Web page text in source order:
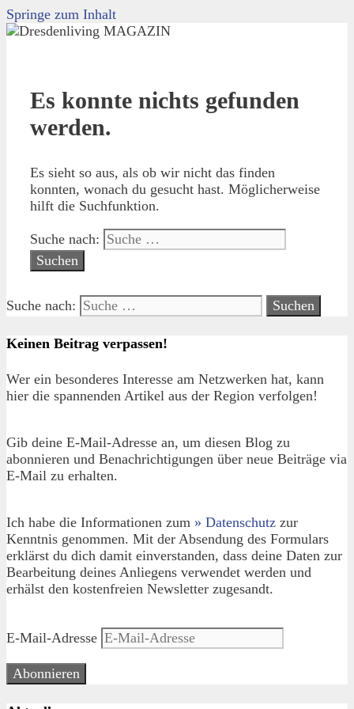
Springe zum Inhalt
Es konnte nichts gefunden
werden.
Es sieht so aus, als ob wir nicht das finden
konnten, wonach du gesucht hast. Möglicherweise
hilft die Suchfunktion.
Suche nach:
Suche nach:
Keinen Beitrag verpassen!
Wer ein besonderes Interesse am Netzwerken hat, kann
hier die spannenden Artikel aus der Region verfolgen!
Gib deine E-Mail-Adresse an, um diesen Blog zu
abonnieren und Benachrichtigungen über neue Beiträge via
E-Mail zu erhalten.
Ich habe die Informationen zum » Datenschutz zur
Kenntnis genommen. Mit der Absendung des Formulars
erklärst du dich damit einverstanden, dass deine Daten zur
Bearbeitung deines Anliegens verwendet werden und
erhälst den kostenfreien Newsletter zugesandt.
E-Mail-Adresse
Abonnieren